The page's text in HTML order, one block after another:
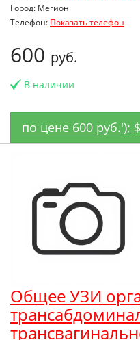
Город: Мегион
Телефон: Показать телефон
600 руб.
В наличии
по цене 600 руб.');
Общее УЗИ